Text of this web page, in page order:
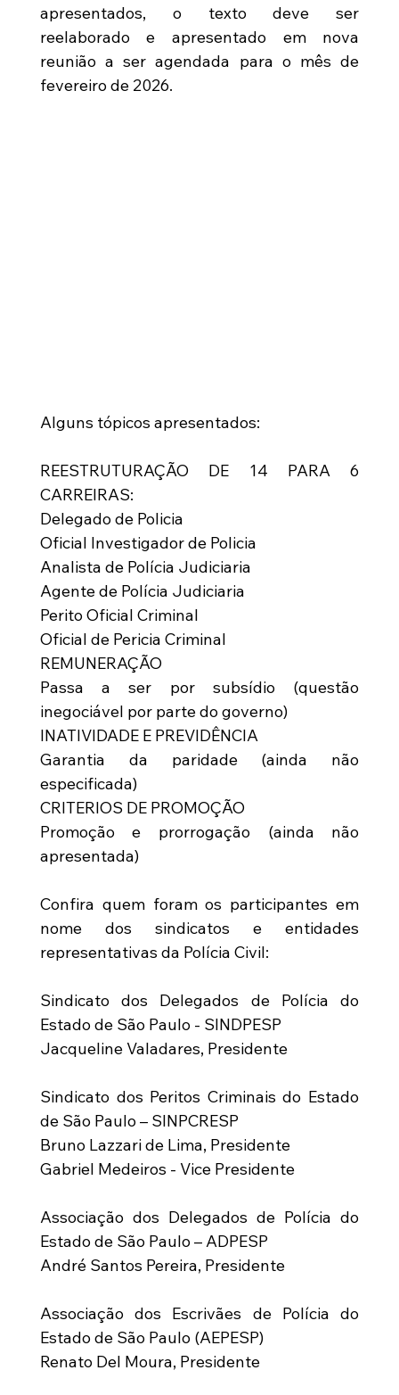
apresentados, o texto deve ser
reelaborado e apresentado em nova
reunião a ser agendada para o mês de
fevereiro de 2026.
Alguns tópicos apresentados:
REESTRUTURAÇÃO DE 14 PARA 6
CARREIRAS:
Delegado de Policia
Oficial Investigador de Policia
Analista de Polícia Judiciaria
Agente de Polícia Judiciaria
Perito Oficial Criminal
Oficial de Pericia Criminal
REMUNERAÇÃO
Passa a ser por subsídio (questão
inegociável por parte do governo)
INATIVIDADE E PREVIDÊNCIA
Garantia da paridade (ainda não
especificada)
CRITERIOS DE PROMOÇÃO
Promoção e prorrogação (ainda não
apresentada)
Confira quem foram os participantes em
nome dos sindicatos e entidades
representativas da Polícia Civil:
Sindicato dos Delegados de Polícia do
Estado de São Paulo - SINDPESP
Jacqueline Valadares, Presidente
Sindicato dos Peritos Criminais do Estado
de São Paulo – SINPCRESP
Bruno Lazzari de Lima, Presidente
Gabriel Medeiros - Vice Presidente
Associação dos Delegados de Polícia do
Estado de São Paulo – ADPESP
André Santos Pereira, Presidente
Associação dos Escrivães de Polícia do
Estado de São Paulo (AEPESP)
Renato Del Moura, Presidente